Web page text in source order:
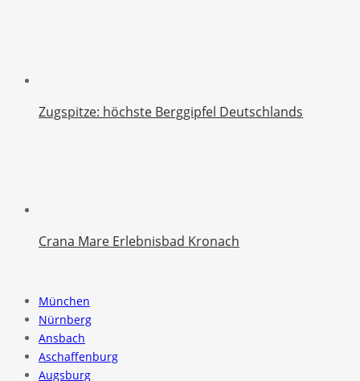
Zugspitze: höchste Berggipfel Deutschlands
Crana Mare Erlebnisbad Kronach
München
Nürnberg
Ansbach
Aschaffenburg
Augsburg